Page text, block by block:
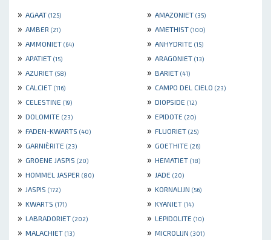
» AGAAT (125) » AMAZONIET (35)
» AMBER (21) » AMETHIST (100)
» AMMONIET (64) » ANHYDRITE (15)
» APATIET (15) » ARAGONIET (13)
» AZURIET (58) » BARIET (41)
» CALCIET (116) » CAMPO DEL CIELO (23)
» CELESTINE (19) » DIOPSIDE (12)
» DOLOMITE (23) » EPIDOTE (20)
» FADEN-KWARTS (40) » FLUORIET (25)
» GARNIÈRITE (23) » GOETHITE (26)
» GROENE JASPIS (20) » HEMATIET (18)
» HOMMEL JASPER (80) » JADE (20)
» JASPIS (172) » KORNALIJN (56)
» KWARTS (171) » KYANIET (14)
» LABRADORIET (202) » LEPIDOLITE (10)
» MALACHIET (13) » MICROLIJN (301)